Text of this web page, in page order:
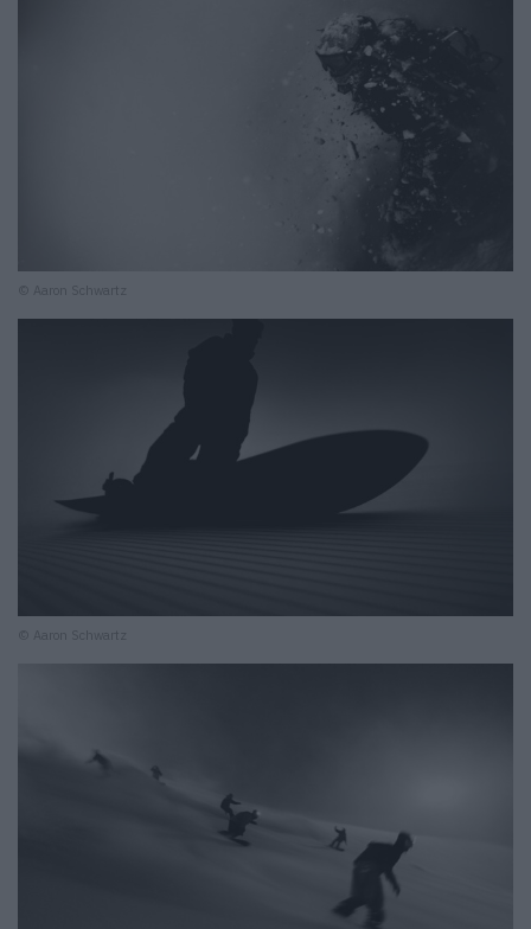
© Aaron Schwartz
© Aaron Schwartz